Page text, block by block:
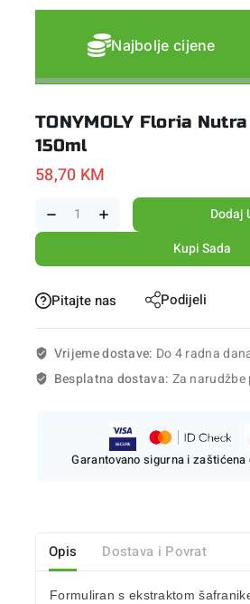
Najbolje cijene
TONYMOLY Floria
150ml
58,70 KM
Dodaj
Kupi Sada
Pitajte nas Podijeli
Vrijeme dostave: Do 4 radna
Besplatna dostava: Za narudžbe
Garantovano sigurna i zaštićena
Opis Dostava i Povrat
Formuliran s ekstraktom